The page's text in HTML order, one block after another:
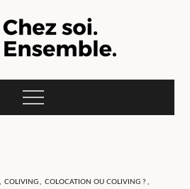
Compose :
soi.
recherche d'un studio meublé à
alternance, stage ou mission
Menu
, COLIVING , COLOCATION OU COLIVING ? ,